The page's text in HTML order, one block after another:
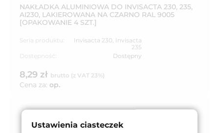
NAKŁADKA ALUMINIOWA DO INVISACTA 230, 235,
AI230, LAKIEROWANA NA CZARNO RAL 9005
[OPAKOWANIE 4 SZT.]
Seria produktu: Invisacta 230, Invisacta
235
Dostępność:
Dostępny
8,29 zł brutto (z VAT 23%)
Cena za: op.
Ustawienia ciasteczek